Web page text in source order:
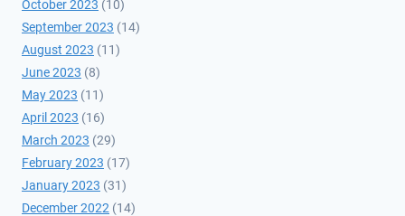
October 2023 (10)
September 2023 (14)
August 2023 (11)
June 2023 (8)
May 2023 (11)
April 2023 (16)
March 2023 (29)
February 2023 (17)
January 2023 (31)
December 2022 (14)